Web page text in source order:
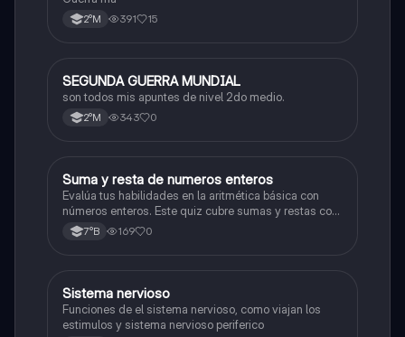
2°M 391 15
Historia
SEGUNDA GUERRA MUNDIAL
son todos mis apuntes de nivel 2do medio.
2°M 343 0
SMatemáticas
Suma y resta de numeros enteros
Evalúa tus habilidades en la aritmética básica con
números enteros. Este quiz cubre sumas y restas con
números positivos y negativos.
7°B 169 0
SBiología
Sistema nervioso
Funciones de el sistema nervioso, como viajan los
estimulos y sistema nervioso periferico